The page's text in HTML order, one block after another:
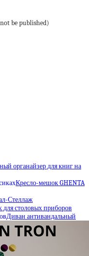
be published)
органайзер для книг на
Кресло-мешок GHENTA
Стеллаж
столовых приборов
Диван антивандальный